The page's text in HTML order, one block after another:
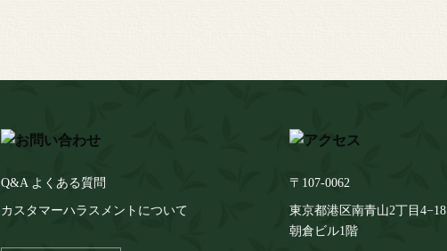
Q&A よくある質問
カスタマーハラスメントについて
〒107-0062
東京都港区南青山2丁目4−18
朝倉ビル1階